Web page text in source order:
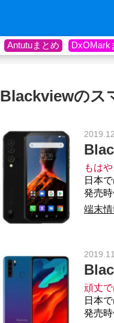
Antutuまとめ DxOMark
Blackviewのス
もは
発売
端末
頑丈
発売